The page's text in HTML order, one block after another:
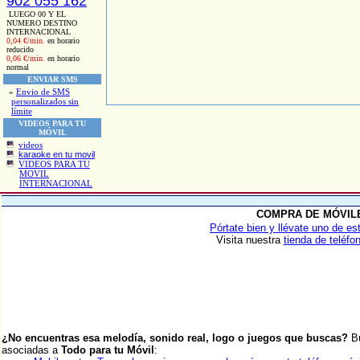
LUEGO 00 Y EL
NUMERO DESTINO
INTERNACIONAL
0,04 €/min. en horario
reducido
0,06 €/min. en horario
normal
ENVIAR SMS
» Envio de SMS
personalizados sin
límite
VIDEOS PARA TU
MÓVIL
videos
karaoke en tu movil
VIDEOS PARA TU
MOVIL
INTERNACIONAL
COMPRA DE
Pórtate bien y llévate uno de
Visita nuestra tienda de
¿No encuentras esa melodía, sonido real, logo o juegos que buscas?
asociadas a Todo para tu Móvil :